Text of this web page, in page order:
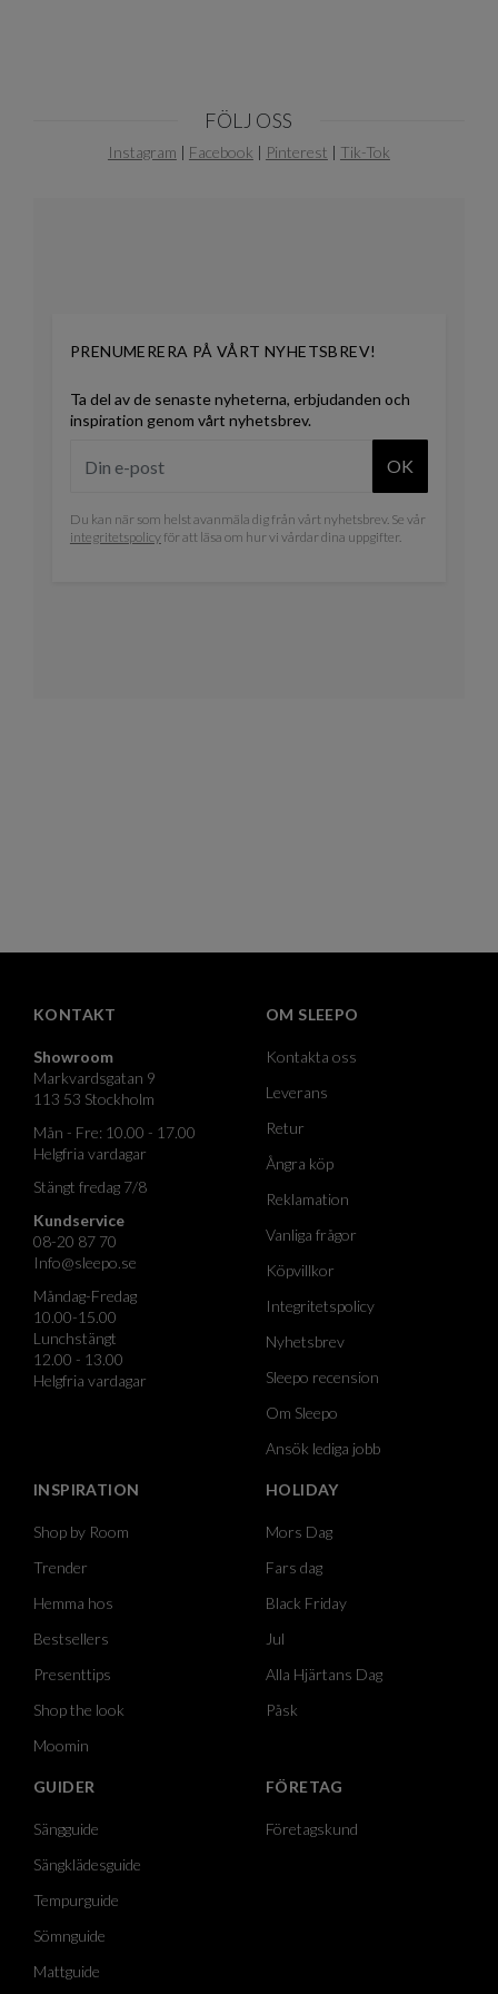
FÖLJ OSS
Instagram | Facebook | Pinterest | Tik-Tok
PRENUMERERA PÅ VÅRT NYHETSBREV!
Ta del av de senaste nyheterna, erbjudanden och
inspiration genom vårt nyhetsbrev.
OK
Du kan när som helst avanmäla dig från vårt nyhetsbrev. Se vår
integritetspolicyför att läsa om hur vi vårdar dina uppgifter.
KONTAKT
Showroom
Markvardsgatan 9
113 53 Stockholm
Mån - Fre: 10.00 - 17.00
Helgfria vardagar
Stängt fredag 7/8
Kundservice
08-20 87 70
Info@sleepo.se
Måndag-Fredag
10.00-15.00
Lunchstängt
12.00 - 13.00
Helgfria vardagar
OM SLEEPO
Kontakta oss
Leverans
Retur
Ångra köp
Reklamation
Vanliga frågor
Köpvillkor
Integritetspolicy
Nyhetsbrev
Sleepo recension
Om Sleepo
Ansök lediga jobb
INSPIRATION
Shop by Room
Trender
Hemma hos
Bestsellers
Presenttips
Shop the look
Moomin
HOLIDAY
Mors Dag
Fars dag
Black Friday
Jul
Alla Hjärtans Dag
Påsk
GUIDER
Sängguide
Sängklädesguide
Tempurguide
Sömnguide
Mattguide
FÖRETAG
Företagskund